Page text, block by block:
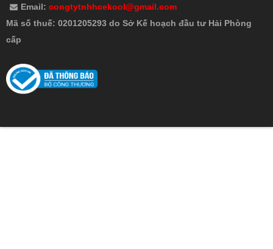
Email: congtytnhhcekool@gmail.com
Mã số thuế: 0201205293 do Sở Kế hoạch đầu tư Hải Phòng
cấp